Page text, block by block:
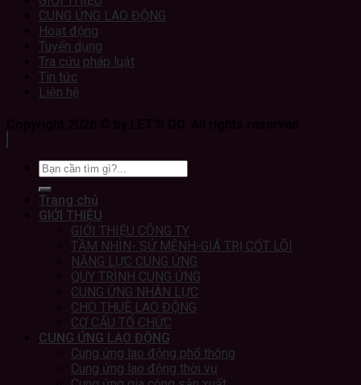
CUNG ỨNG LAO ĐỘNG
Hoạt động
Tuyển dụng
Tra cứu pháp luật
Tin tức
Liên hệ
Trang chủ
GIỚI THIỆU
GIỚI THIỆU CÔNG TY
TẦM NHÌN- SỨ MỆNH-GIÁ TRỊ CỐT LÕI
NĂNG LỰC CUNG ỨNG
QUY TRÌNH CUNG ỨNG
CUNG ỨNG NHÂN LỰC
CHO THUÊ LAO ĐỘNG
CƠ CẤU TỔ CHỨC
CUNG ỨNG LAO ĐỘNG
Cung ứng lao động phổ thông
Cung ứng lao động thời vụ